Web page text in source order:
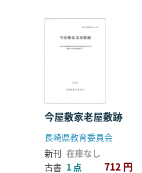
今屋敷家老屋敷跡
長崎県教育委員会
新刊 在庫なし
古書 1 点 712 円